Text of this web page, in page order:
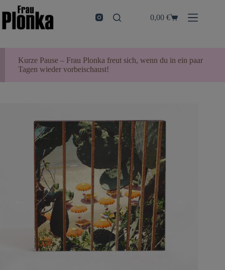
Inhalt
springen
Warenkorb
0,00€
Kurze Pause – Frau Plonka freut sich, wenn du in ein paar
Tagen wieder vorbeischaust!